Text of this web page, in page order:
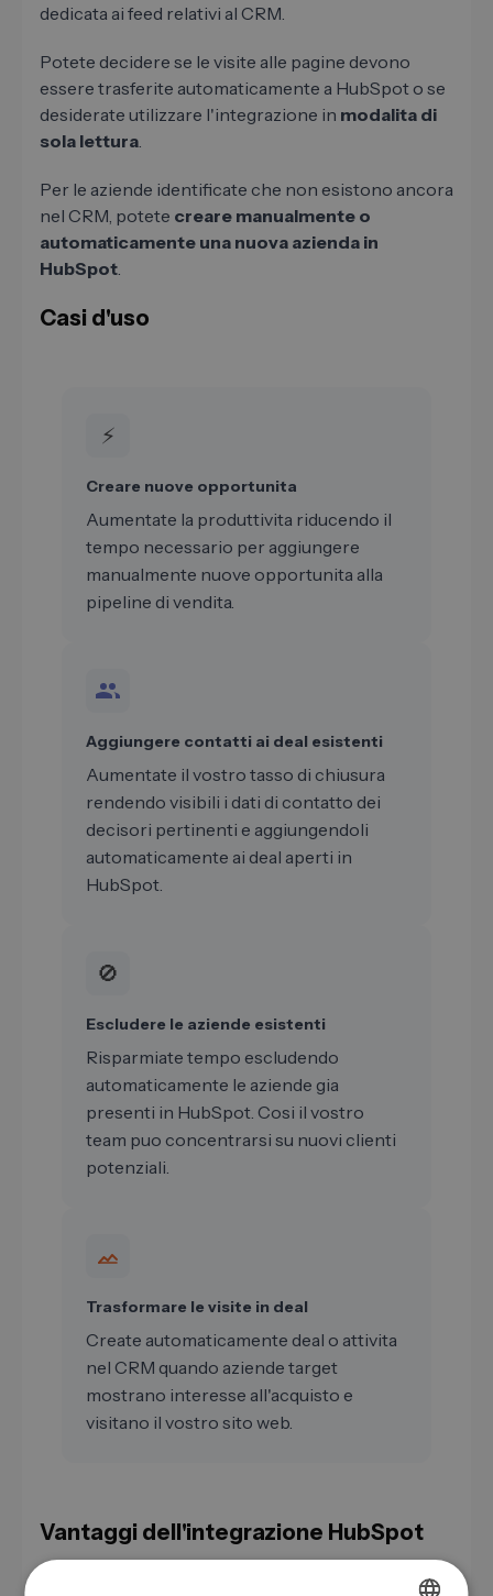
dedicata ai feed relativi al CRM.
Potete decidere se le visite alle pagine devono
essere trasferite automaticamente a HubSpot o se
desiderate utilizzare l'integrazione in modalita di
sola lettura.
Per le aziende identificate che non esistono ancora
nel CRM, potete creare manualmente o
automaticamente una nuova azienda in
HubSpot.
Casi d'uso
⚡
Creare nuove opportunita
Aumentate la produttivita riducendo il
tempo necessario per aggiungere
manualmente nuove opportunita alla
pipeline di vendita.
Aggiungere contatti ai deal esistenti
Aumentate il vostro tasso di chiusura
rendendo visibili i dati di contatto dei
decisori pertinenti e aggiungendoli
automaticamente ai deal aperti in
HubSpot.
🚫
Escludere le aziende esistenti
Risparmiate tempo escludendo
automaticamente le aziende gia
presenti in HubSpot. Cosi il vostro
team puo concentrarsi su nuovi clienti
potenziali.
Trasformare le visite in deal
Create automaticamente deal o attivita
nel CRM quando aziende target
mostrano interesse all'acquisto e
visitano il vostro sito web.
Vantaggi dell'integrazione HubSpot
Integrando il vostro CRM con LeadScraper, potete: